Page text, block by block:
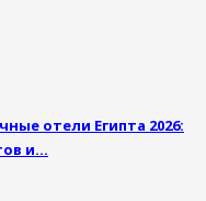
отели Египта 2026:
и…